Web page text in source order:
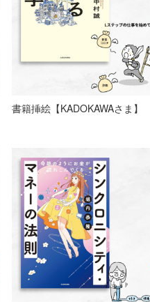
書籍挿絵【KADOKAWAさま】